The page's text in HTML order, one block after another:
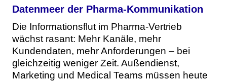
Datenmeer der Pharma-Kommunikation
Die Informationsflut im Pharma-Vertrieb
wächst rasant: Mehr Kanäle, mehr
Kundendaten, mehr Anforderungen – bei
gleichzeitig weniger Zeit. Außendienst,
Marketing und Medical Teams müssen heute